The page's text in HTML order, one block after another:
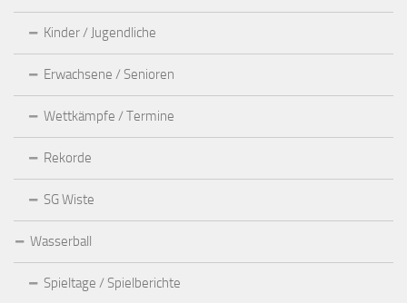
Kinder / Jugendliche
Erwachsene / Senioren
Wettkämpfe / Termine
Rekorde
SG Wiste
Wasserball
Spieltage / Spielberichte